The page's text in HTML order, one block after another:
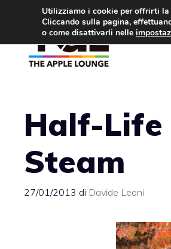
contenuto
Half-Life
Steam
27/01/2013 di Davide Leoni
Utilizziamo i cookie per offrirti
Cliccando sulla pagina,
o come disattivarli nelle